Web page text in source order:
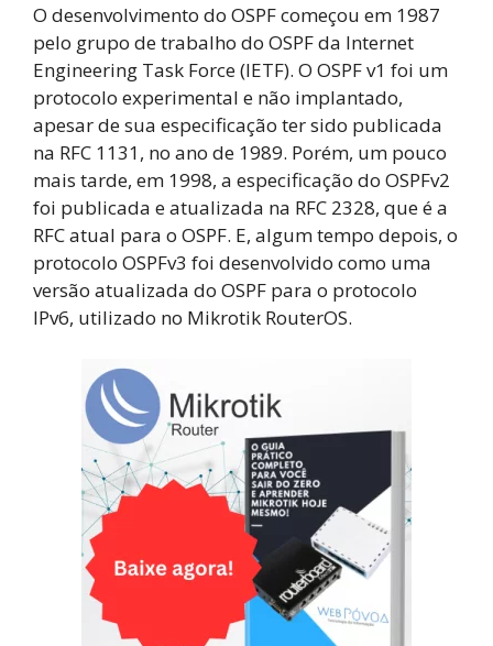
O desenvolvimento do OSPF começou em 1987
pelo grupo de trabalho do OSPF da Internet
Engineering Task Force (IETF). O OSPF v1 foi um
protocolo experimental e não implantado,
apesar de sua especificação ter sido publicada
na RFC 1131, no ano de 1989. Porém, um pouco
mais tarde, em 1998, a especificação do OSPFv2
foi publicada e atualizada na RFC 2328, que é a
RFC atual para o OSPF. E, algum tempo depois, o
protocolo OSPFv3 foi desenvolvido como uma
versão atualizada do OSPF para o protocolo
IPv6, utilizado no Mikrotik RouterOS.